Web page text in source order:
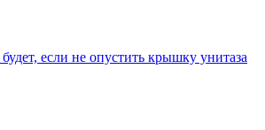
если не опустить крышку унитаза